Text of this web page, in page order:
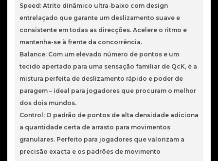
Speed: Atrito dinâmico ultra-baixo com design
entrelaçado que garante um deslizamento suave e
consistente em todas as direcções. Acelere o ritmo e
mantenha-se à frente da concorrência.
Balance: Com um elevado número de pontos e um
tecido apertado para uma sensação familiar de QcK, é a
mistura perfeita de deslizamento rápido e poder de
paragem – ideal para jogadores que procuram o melhor
dos dois mundos.
Control: O padrão de pontos de alta densidade adiciona
a quantidade certa de arrasto para movimentos
granulares. Perfeito para jogadores que valorizam a
precisão exacta e os padrões de movimento